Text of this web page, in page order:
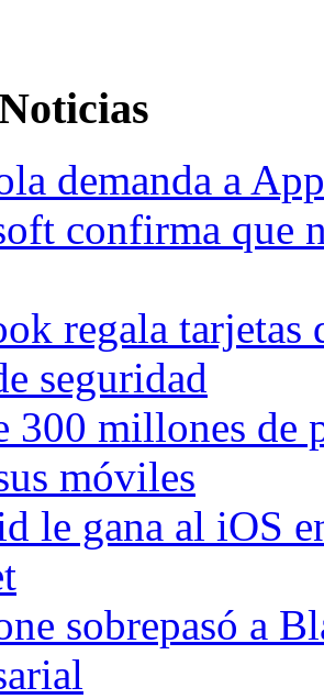
demanda a
confirma que
regala tarjetas
seguridad
300 millones de
móviles
le gana al iOS
sobrepasó a